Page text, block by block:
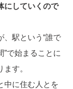
にしていくので
、駅という“誰で
”で始まることに
す。
中に住む人とを